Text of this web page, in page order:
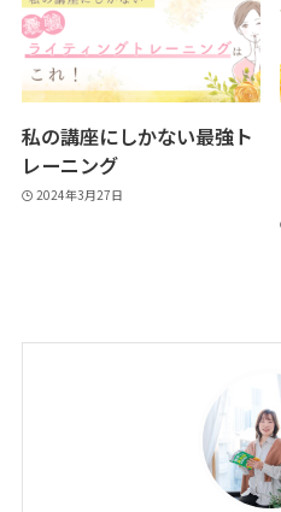
私の講座にしかない最強ト
レーニング
2024年3月27日